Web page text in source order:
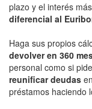
plazo y el interés
diferencial al
Haga sus propios
devolver en 360
personal como si
reunificar deudas
préstamos haciendo